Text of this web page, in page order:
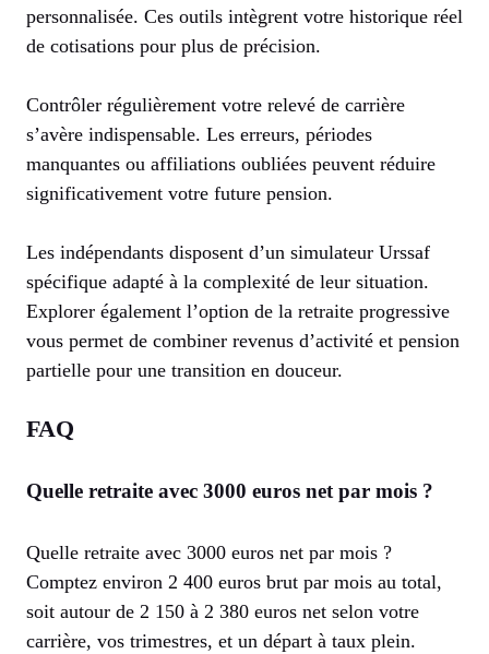
personnalisée. Ces outils intègrent votre historique réel
de cotisations pour plus de précision.
Contrôler régulièrement votre relevé de carrière
s’avère indispensable. Les erreurs, périodes
manquantes ou affiliations oubliées peuvent réduire
significativement votre future pension.
Les indépendants disposent d’un simulateur Urssaf
spécifique adapté à la complexité de leur situation.
Explorer également l’option de la retraite progressive
vous permet de combiner revenus d’activité et pension
partielle pour une transition en douceur.
FAQ
Quelle retraite avec 3000 euros net par mois ?
Quelle retraite avec 3000 euros net par mois ?
Comptez environ 2 400 euros brut par mois au total,
soit autour de 2 150 à 2 380 euros net selon votre
carrière, vos trimestres, et un départ à taux plein.